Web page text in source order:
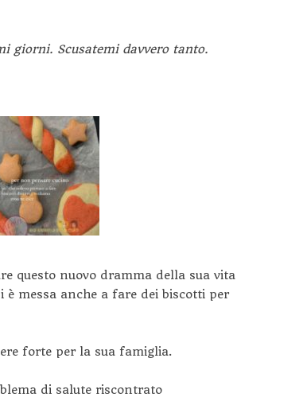
giorni. Scusatemi davvero tanto.
questo nuovo dramma della sua vita
messa anche a fare dei biscotti per
forte per la sua famiglia.
di salute riscontrato